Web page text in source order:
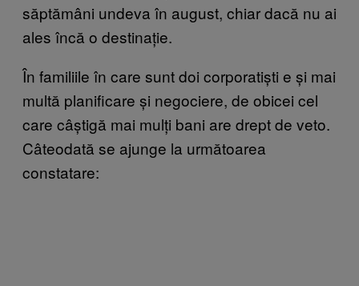
săptămâni undeva în august, chiar dacă nu ai
ales încă o destinație.
În familiile în care sunt doi corporatiști e și mai
multă planificare și negociere, de obicei cel
care câștigă mai mulți bani are drept de veto.
Câteodată se ajunge la următoarea
constatare: